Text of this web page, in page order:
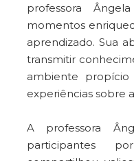
professora
momentos
aprendizado. Sua
transmitir
ambiente
experiências sobre
A professora
participantes